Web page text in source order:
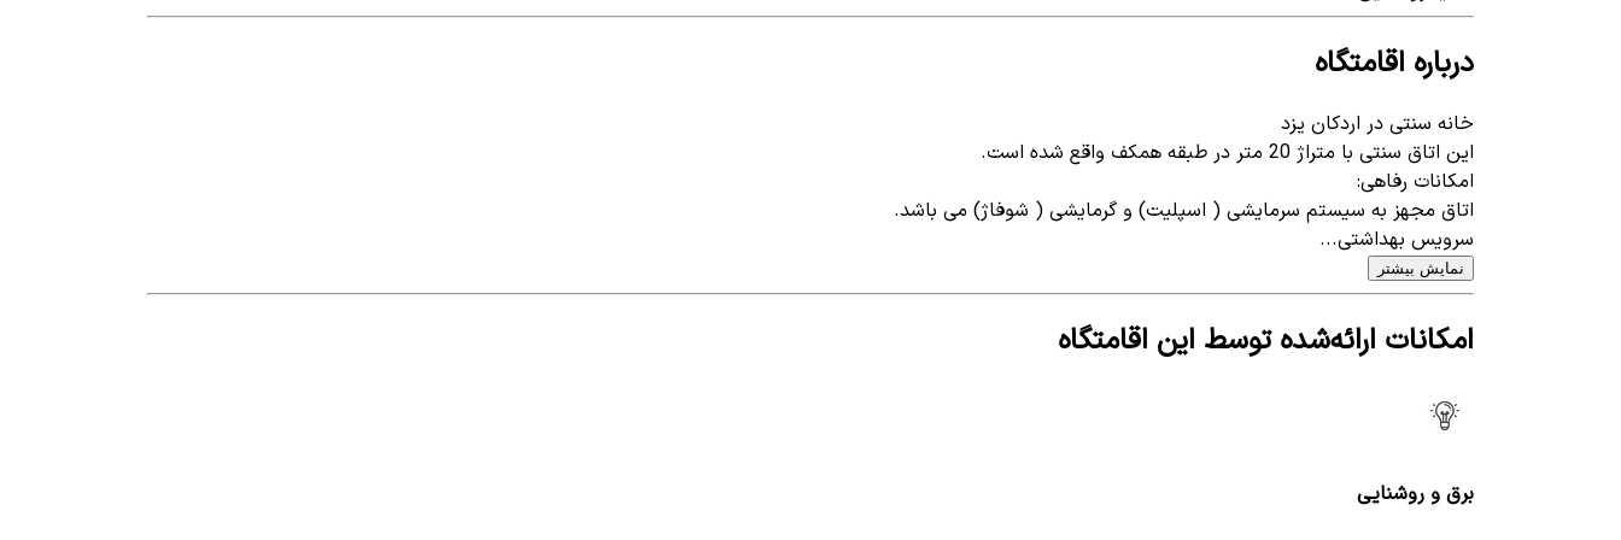
درباره اقامتگاه
خانه سنتی در اردکان یزد
این اتاق سنتی با متراژ 20 متر در طبقه همکف واقع شده است.
امکانات رفاهی:
اتاق مجهز به سیستم سرمایشی ( اسپلیت) و گرمایشی ( شوفاژ) می باشد.
سرویس بهداشتی...
نمایش بیشتر
امکانات ارائه‌شده توسط این اقامتگاه
برق و روشنایی